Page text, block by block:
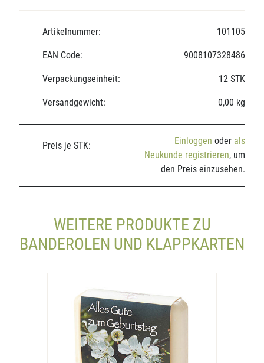
Artikelnummer: 101105
EAN Code: 9008107328486
Verpackungseinheit: 12 STK
Versandgewicht: 0,00 kg
Preis je STK: Einloggen oder als
Neukunde registrieren, um
den Preis einzusehen.
WEITERE PRODUKTE ZU
BANDEROLEN UND KLAPPKARTEN